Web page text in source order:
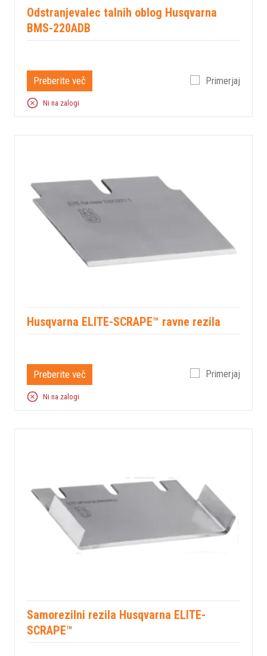
Odstranjevalec talnih oblog Husqvarna
BMS-220ADB
Preberite več Primerjaj
Ni na zalogi
Husqvarna ELITE-SCRAPE™ ravne rezila
Preberite več Primerjaj
Ni na zalogi
Samorezilni rezila Husqvarna ELITE-
SCRAPE™